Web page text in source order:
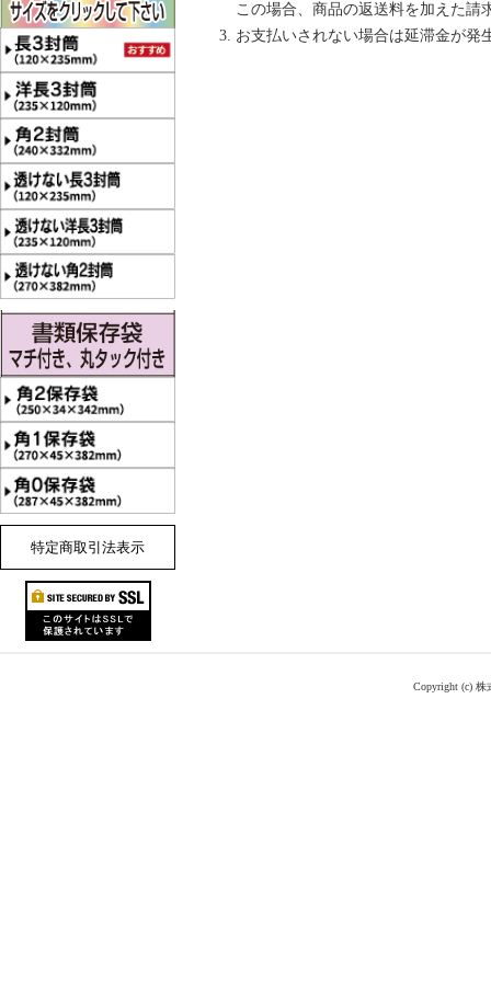
特定商取引法表示
この場合、商品の返送料を加えた請
お支払いされない場合は延滞金が発
Copyright (c)